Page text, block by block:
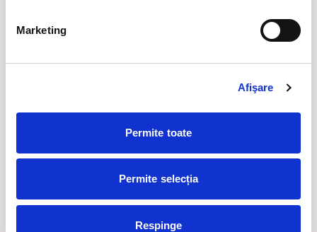
Marketing
Afişare
Permite toate
Permite selecția
Respinge
BILETE
sept
Trolling Shekespeare
Bucuresti
25